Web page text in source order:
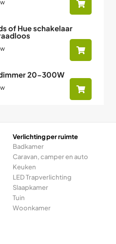
of Hue schakelaar
20-300W
Verlichting per ruimte
Badkamer
Caravan, camper en auto
Keuken
LED Trapverlichting
Slaapkamer
Tuin
Woonkamer